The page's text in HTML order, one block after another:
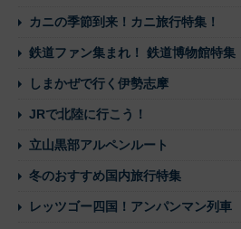
カニの季節到来！カニ旅行特集！
鉄道ファン集まれ！ 鉄道博物館特集
しまかぜで行く伊勢志摩
JRで北陸に行こう！
立山黒部アルペンルート
冬のおすすめ国内旅行特集
レッツゴー四国！アンパンマン列車